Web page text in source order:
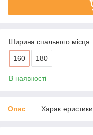
Ширина спального місця
160 180
В наявності
Опис Характеристики